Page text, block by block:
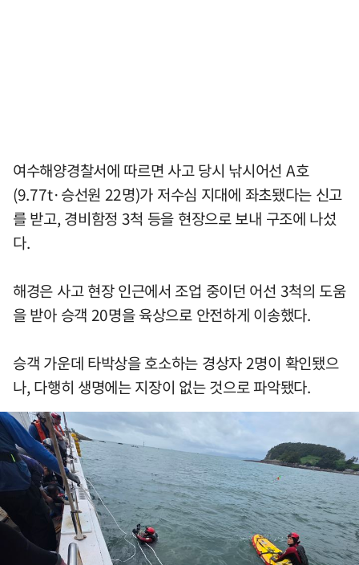
여수해양경찰서에 따르면 사고 당시 낚시어선 A호
(9.77t·승선원 22명)가 저수심 지대에 좌초됐다는 신고
를 받고, 경비함정 3척 등을 현장으로 보내 구조에 나섰
다.
해경은 사고 현장 인근에서 조업 중이던 어선 3척의 도움
을 받아 승객 20명을 육상으로 안전하게 이송했다.
승객 가운데 타박상을 호소하는 경상자 2명이 확인됐으
나, 다행히 생명에는 지장이 없는 것으로 파악됐다.